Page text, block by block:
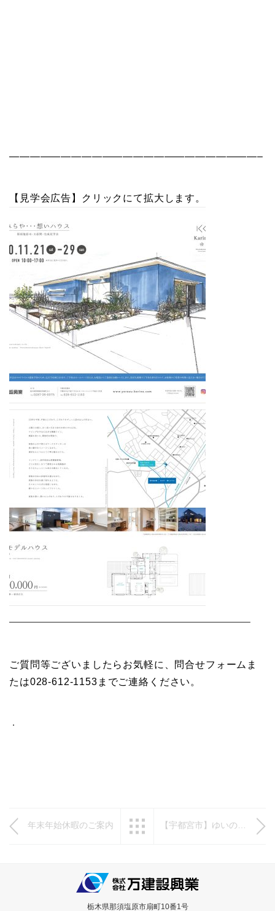
————————————————————————–
【見学会広告】クリックにて拡大します。
————————————————————————–
ご質問等ございましたらお気軽に、問合せフォームま
たは028-612-1153までご連絡ください。
．
年末年始休暇のご案内 一覧へ戻る
栃木県那須塩原市扇町10番1号